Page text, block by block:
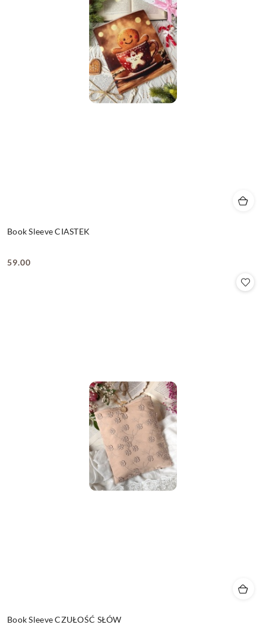
Book Sleeve CIASTEK
Cena:
59.00
Book Sleeve CZUŁOŚĆ SŁÓW